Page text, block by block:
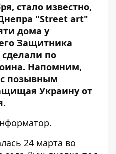
стало известно,
"Street art"
дома у
Защитника
по
Напомним,
позывным
Украину от
24 марта во